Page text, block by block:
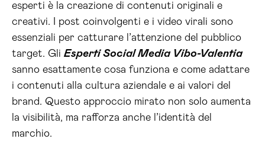
esperti è la creazione di contenuti originali e
creativi. I post coinvolgenti e i video virali sono
essenziali per catturare l’attenzione del pubblico
target. Gli Esperti Social Media Vibo-Valentia
sanno esattamente cosa funziona e come adattare
i contenuti alla cultura aziendale e ai valori del
brand. Questo approccio mirato non solo aumenta
la visibilità, ma rafforza anche l’identità del
marchio.